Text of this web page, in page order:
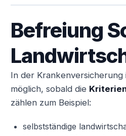
Befreiung
In der
möglich, sobald die
zählen zum Beispiel:
selbstständige